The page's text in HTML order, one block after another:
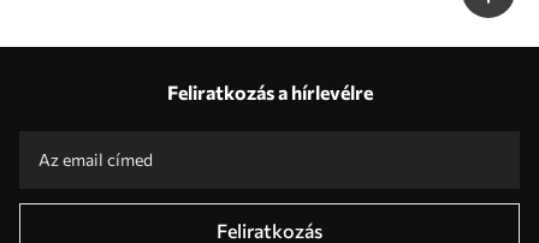
Feliratkozás a hírlevélre
Feliratkozás